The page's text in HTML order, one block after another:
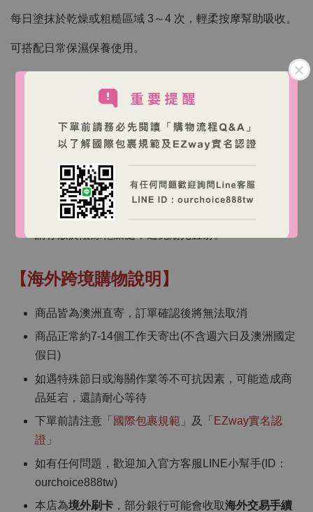
每日塗抹於乾燥或粗糙區域 3～4 次，輕柔按摩幫助吸收。
可搭配日常保濕保養使用。
【注意事項】
本產品僅供外用，請避免接觸眼睛與傷口。
使用前建議先於局部肌膚測試，如有不適請停止使用
並諮詢專業人員。
【海外跨境購物說明】
商品皆為澳洲直寄，訂單確認後將無法取消
商品正常約7-14個工作天寄出(不含週六日及澳洲國定
假日)
如遇特殊節日或海關作業等不可抗因素，可能造成商
品延宕，還請耐心等待
下單前請注意「 國際包裹規範 」及「 EZway實名認
證 」
如有任何問題，歡迎加入官方客服LINE小幫手(ID：
ourchoice888tw)
本店為境外刷卡 ，部分銀行可能會收取海外交易手續